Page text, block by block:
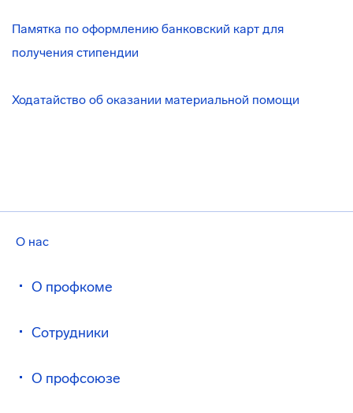
О нас
О профкоме
Сотрудники
О профсоюзе
Памятка по оформлению банковский карт для
получения стипендии
Ходатайство об оказании материальной помощи